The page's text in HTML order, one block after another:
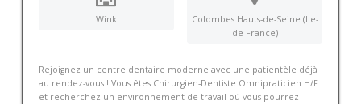
Wink
Colombes Hauts-de-Seine (Ile-
de-France)
Rejoignez un centre dentaire moderne avec une patientèle déjà
au rendez-vous ! Vous êtes Chirurgien-Dentiste Omnipraticien H/F
et recherchez un environnement de travail où vous pourrez